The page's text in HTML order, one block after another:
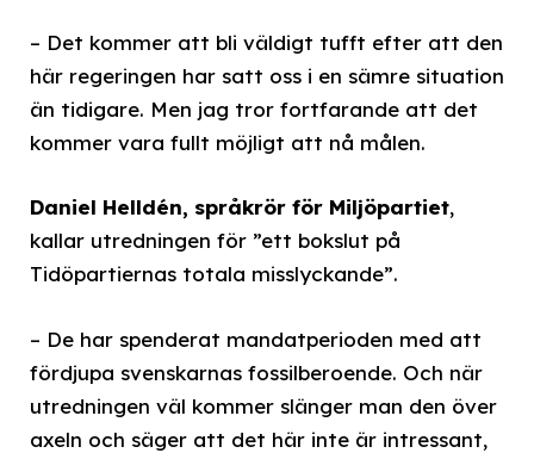
– Det kommer att bli väldigt tufft efter att den
här regeringen har satt oss i en sämre situation
än tidigare. Men jag tror fortfarande att det
kommer vara fullt möjligt att nå målen.
Daniel Helldén, språkrör för Miljöpartiet,
kallar utredningen för ”ett bokslut på
Tidöpartiernas totala misslyckande”.
– De har spenderat mandatperioden med att
fördjupa svenskarnas fossilberoende. Och när
utredningen väl kommer slänger man den över
axeln och säger att det här inte är intressant,